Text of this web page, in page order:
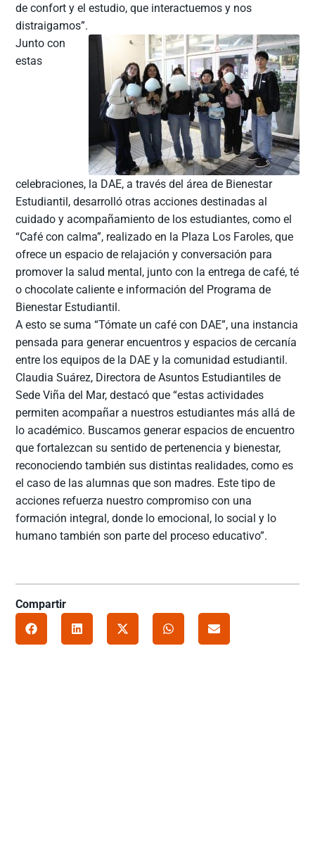
de confort y el estudio, que interactuemos y nos
distraigamos”.
Junto con
estas
celebraciones, la DAE, a través del área de Bienestar
Estudiantil, desarrolló otras acciones destinadas al
cuidado y acompañamiento de los estudiantes, como el
“Café con calma”, realizado en la Plaza Los Faroles, que
ofrece un espacio de relajación y conversación para
promover la salud mental, junto con la entrega de café, té
o chocolate caliente e información del Programa de
Bienestar Estudiantil.
A esto se suma “Tómate un café con DAE”, una instancia
pensada para generar encuentros y espacios de cercanía
entre los equipos de la DAE y la comunidad estudiantil.
Claudia Suárez, Directora de Asuntos Estudiantiles de
Sede Viña del Mar, destacó que “estas actividades
permiten acompañar a nuestros estudiantes más allá de
lo académico. Buscamos generar espacios de encuentro
que fortalezcan su sentido de pertenencia y bienestar,
reconociendo también sus distintas realidades, como es
el caso de las alumnas que son madres. Este tipo de
acciones refuerza nuestro compromiso con una
formación integral, donde lo emocional, lo social y lo
humano también son parte del proceso educativo”.
Compartir